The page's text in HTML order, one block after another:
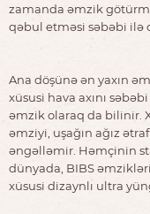
zamanda əmzik
qəbul etməsi səbəbi ilə
Ana döşünə ən yaxın
xüsusi hava axını
əmzik olaraq da bilinir.
əmziyi, uşağın ağız
əngəlləmir. Həmçinin
dünyada, BIBS
xüsusi dizaynlı ultra